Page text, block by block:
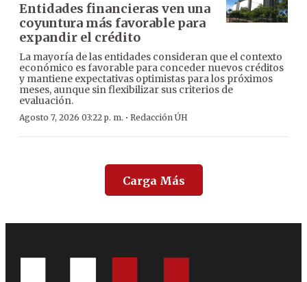
Entidades financieras ven una
coyuntura más favorable para
expandir el crédito
La mayoría de las entidades consideran que el contexto
económico es favorable para conceder nuevos créditos
y mantiene expectativas optimistas para los próximos
meses, aunque sin flexibilizar sus criterios de
evaluación.
Agosto 7, 2026 03:22 p. m. · Redacción ÚH
Carga Más